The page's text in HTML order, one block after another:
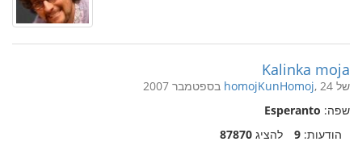
Kalinka moja
של homojKunHomoj, 24 בספטמבר 2007
שפה: Esperanto
הודעות: 9 להציג 87870